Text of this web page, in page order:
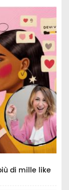
di mille like